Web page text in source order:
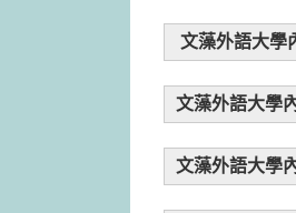
文藻外語大學
文藻外語大學
文藻外語大學